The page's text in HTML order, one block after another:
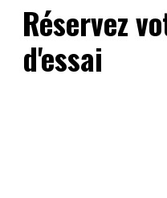
Réservez
d'essai